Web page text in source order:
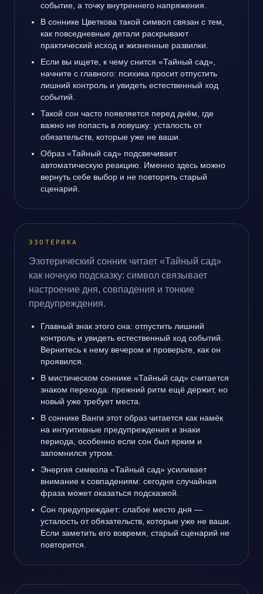
событие, а точку внутреннего напряжения.
В соннике Цветкова такой символ связан с тем,
как повседневные детали раскрывают
практический исход и жизненные развилки.
Если вы ищете, к чему снится «Тайный сад»,
начните с главного: психика просит отпустить
лишний контроль и увидеть естественный ход
событий.
Такой сон часто появляется перед днём, где
важно не попасть в ловушку: усталость от
обязательств, которые уже не ваши.
Образ «Тайный сад» подсвечивает
автоматическую реакцию. Именно здесь можно
вернуть себе выбор и не повторять старый
сценарий.
ЭЗОТЕРИКА
Эзотерический сонник читает «Тайный сад»
как ночную подсказку: символ связывает
настроение дня, совпадения и тонкие
предупреждения.
Главный знак этого сна: отпустить лишний
контроль и увидеть естественный ход событий.
Вернитесь к нему вечером и проверьте, как он
проявился.
В мистическом соннике «Тайный сад» считается
знаком перехода: прежний ритм ещё держит, но
новый уже требует места.
В соннике Ванги этот образ читается как намёк
на интуитивные предупреждения и знаки
периода, особенно если сон был ярким и
запомнился утром.
Энергия символа «Тайный сад» усиливает
внимание к совпадениям: сегодня случайная
фраза может оказаться подсказкой.
Сон предупреждает: слабое место дня —
усталость от обязательств, которые уже не ваши.
Если заметить его вовремя, старый сценарий не
повторится.